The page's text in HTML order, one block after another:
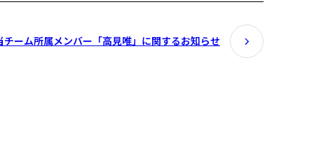
チーム所属メンバー「高見唯」に関するお知らせ